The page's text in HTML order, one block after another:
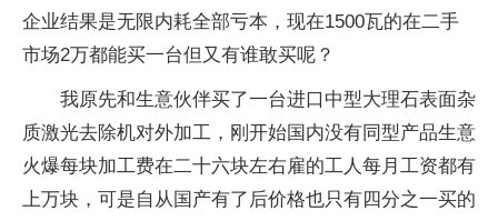
企业结果是无限内耗全部亏本，现在1500瓦的在二手
市场2万都能买一台但又有谁敢买呢？
我原先和生意伙伴买了一台进口中型大理石表面杂
质激光去除机对外加工，刚开始国内没有同型产品生意
火爆每块加工费在二十六块左右雇的工人每月工资都有
上万块，可是自从国产有了后价格也只有四分之一买的